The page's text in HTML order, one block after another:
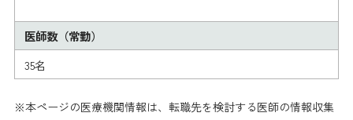
医師数（常勤）
35名
※本ページの医療機関情報は、転職先を検討する医師の情報収集